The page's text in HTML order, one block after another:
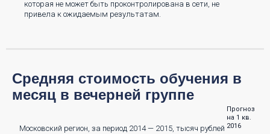
которая не может быть проконтролирована в сети, не
привела к ожидаемым результатам.
Средняя стоимость обучения в
месяц в вечерней группе
Московский регион, за период 2014 — 2015, тысяч рублей
Прогноз
на 1 кв.
2016